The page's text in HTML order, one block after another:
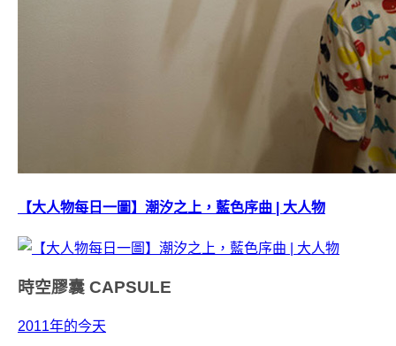
【大人物每日一圖】潮汐之上，藍色序曲 | 大人物
時空膠囊 CAPSULE
2011年的今天